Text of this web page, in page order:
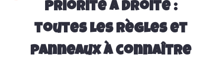
Priorité à droite :
toutes les règles et
panneaux à connaître